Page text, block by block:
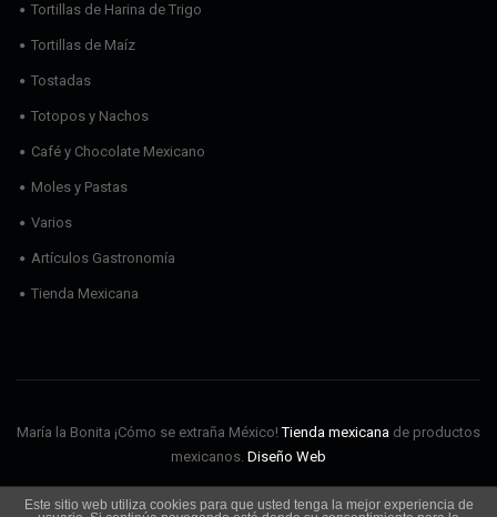
Este sitio web utiliza cookies para que usted tenga la mejor experiencia de
Tortillas de Harina de Trigo
Tortillas de Maíz
Tostadas
Totopos y Nachos
Café y Chocolate Mexicano
Moles y Pastas
Varios
Artículos Gastronomía
Tienda Mexicana
María la Bonita ¡Cómo se extraña México!Tienda mexicana de productos
mexicanos. Diseño Web
Envíos Aviso Legal Política de cookies Política de privacidad